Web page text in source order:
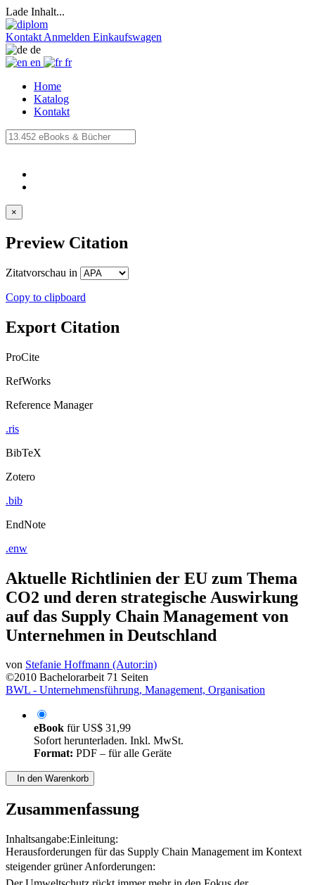
Lade Inhalt...
Kontakt Anmelden Einkaufswagen
de
en
fr
Home
Katalog
Kontakt
×
Preview Citation
Zitatvorschau in
Copy to clipboard
Export Citation
ProCite
RefWorks
Reference Manager
.ris
BibTeX
Zotero
.bib
EndNote
.enw
Aktuelle Richtlinien der EU zum Thema
CO2 und deren strategische Auswirkung
auf das Supply Chain Management von
Unternehmen in Deutschland
vonStefanie Hoffmann (Autor:in)
BWL - Unternehmensführung, Management, Organisation
eBookfürUS$ 31,99
Format:PDF – für alle Geräte
In den Warenkorb
Zusammenfassung
Inhaltsangabe:Einleitung:
Herausforderungen für das Supply Chain Management im Kontext